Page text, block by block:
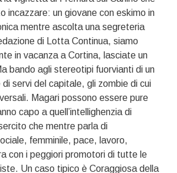
incazzare: un giovane con eskimo in
mentre ascolta una segreteria
di Lotta Continua, siamo
in vacanza a Cortina, lasciate un
bando agli stereotipi fuorvianti di un
servi del capitale, gli zombie di cui
Magari possono essere pure
capo a quell’intellighenzia di
che mentre parla di
femminile, pace, lavoro,
con i peggiori promotori di tutte le
Un caso tipico è Coraggiosa della